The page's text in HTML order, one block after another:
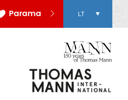
Parama LT